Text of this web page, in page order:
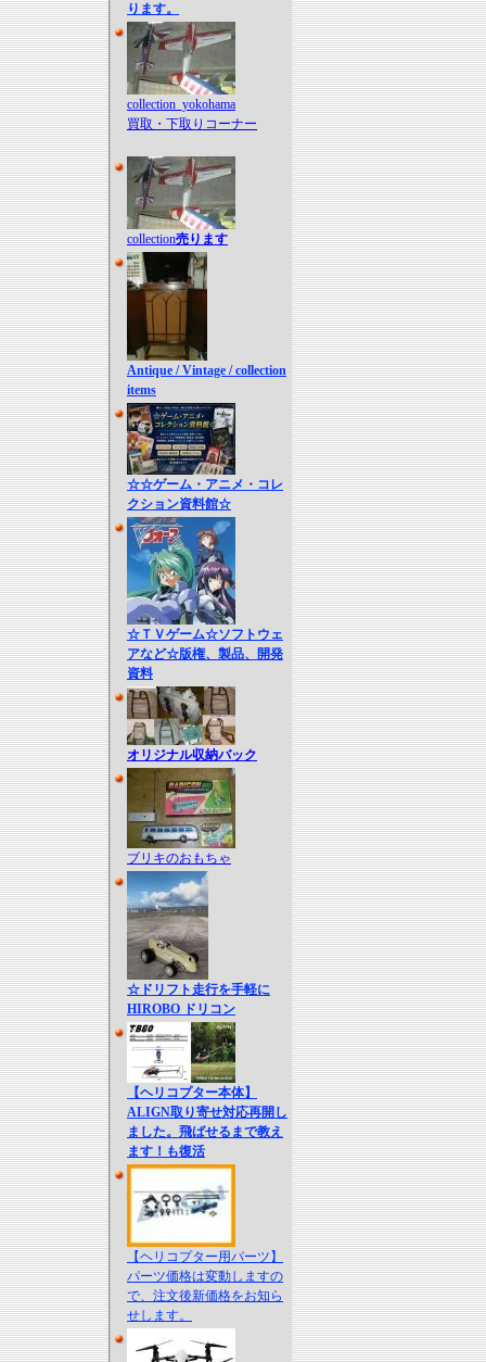
ります。
collection_yokohama
買取・下取りコーナー
collection売ります
Antique / Vintage / collection
items
☆☆ゲーム・アニメ・コレ
クション資料館☆
☆ＴＶゲーム☆ソフトウェ
アなど☆版権、製品、開発
資料
オリジナル収納バック
ブリキのおもちゃ
☆ドリフト走行を手軽に
HIROBO ドリコン
【ヘリコプター本体】
ALIGN取り寄せ対応再開し
ました。飛ばせるまで教え
ます！も復活
【ヘリコプター用パーツ】
パーツ価格は変動しますの
で、注文後新価格をお知ら
せします。